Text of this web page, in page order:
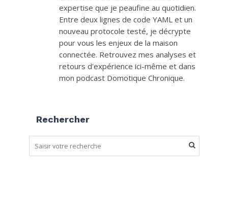
expertise que je peaufine au quotidien.
Entre deux lignes de code YAML et un
nouveau protocole testé, je décrypte
pour vous les enjeux de la maison
connectée. Retrouvez mes analyses et
retours d'expérience ici-même et dans
mon podcast Domotique Chronique.
Rechercher